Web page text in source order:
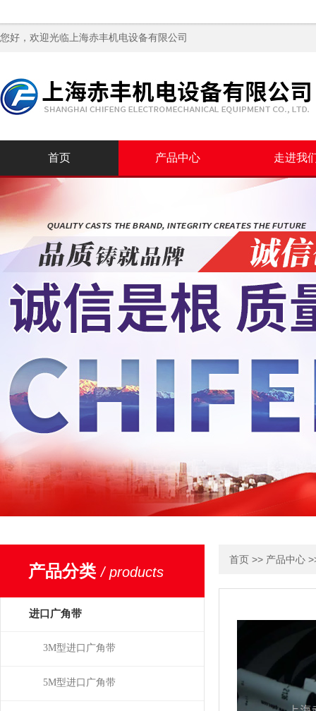
您好，欢迎光临上海赤丰机电设备有限公司
首页 产品中心 走进我
产品分类/ products
进口广角带
3M型进口广角带
5M型进口广角带
首页 >> 产品中心